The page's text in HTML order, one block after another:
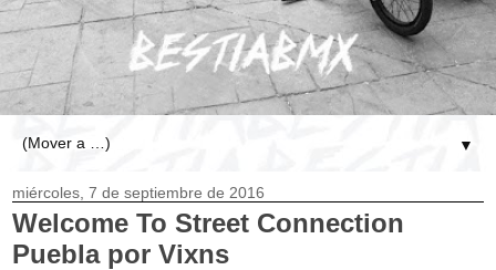
▼
miércoles, 7 de septiembre de 2016
Welcome To Street Connection
Puebla por Vixns